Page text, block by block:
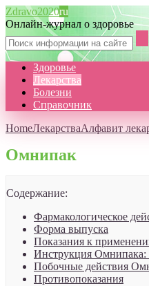
Zdravo2020ru
Онлайн-журнал о здоровье
Здоровье
Лекарства
Болезни
Справочник
HomeЛекарстваАлфавит
Омнипак
Содержание:
Фармакологическое
Форма выпуска
Показания к
Инструкция Омнипака:
Побочные действия
Противопоказания